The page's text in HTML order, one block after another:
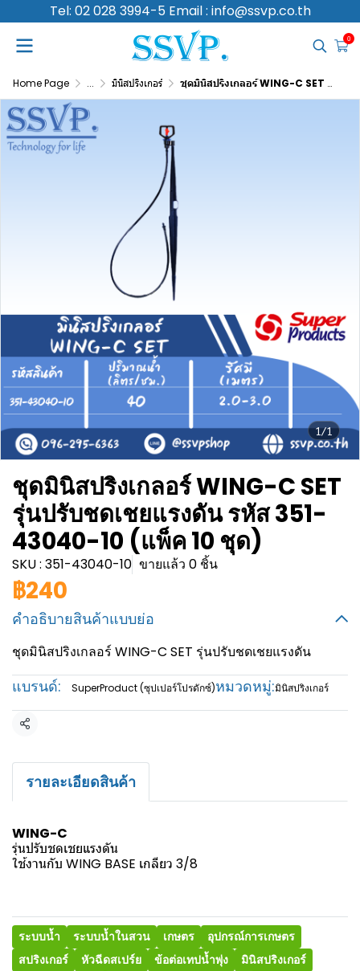
Tel: 02 028 3994-5 Email : info@ssvp.co.th
0
Home Page ... มินิสปริงเกอร์ ชุดมินิสปริงเกลอร์ WING-C SET รุ่นปรับชดเชยแรงดัน รหัส 351-43040-10 (แพ็ค 10 ชุด)
1/1
ชุดมินิสปริงเกลอร์ WING-C SET
รุ่นปรับชดเชยแรงดัน รหัส 351-
43040-10 (แพ็ค 10 ชุด)
SKU : 351-43040-10 ขายแล้ว 0 ชิ้น
฿240
คำอธิบายสินค้าแบบย่อ
ชุดมินิสปริงเกลอร์ WING-C SET รุ่นปรับชดเชยแรงดัน
แบรนด์: SuperProduct (ซุปเปอร์โปรดักซ์)หมวดหมู่:มินิสปริงเกอร์
แชร์
รายละเอียดสินค้า
WING-C
รุ่นปรับชดเชยแรงดัน
ใช้งานกับ WING BASE เกลียว 3/8
ระบบน้ำ ระบบน้ำในสวน เกษตร
อุปกรณ์การเกษตร
สปริงเกอร์
หัวฉีดสเปร์ย ข้อต่อเทปน้ำพุ่ง
มินิสปริงเกอร์